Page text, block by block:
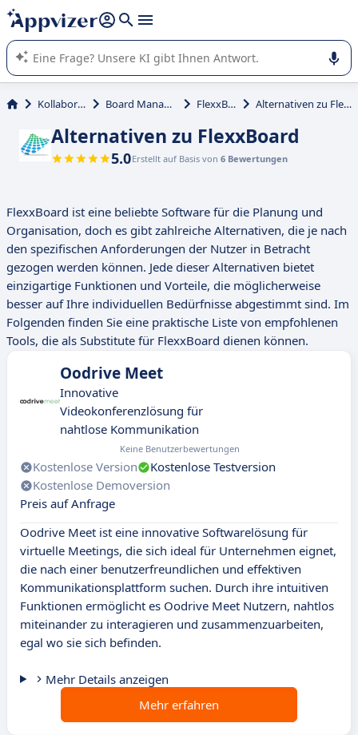
beantworten (mehrere Zeilen mit
Die KI von Appvizer führt Sie bei der Nutzung oder Auswahl
von SaaS-Software in Unternehmen.
Kollaboration Board Management FlexxBoard Alternativen zu FlexxBoard
Alternativen zu FlexxBoard
5.0Erstellt auf Basis von 6 Bewertungen
FlexxBoard ist eine beliebte Software für die Planung und
Organisation, doch es gibt zahlreiche Alternativen, die je nach
den spezifischen Anforderungen der Nutzer in Betracht
gezogen werden können. Jede dieser Alternativen bietet
einzigartige Funktionen und Vorteile, die möglicherweise
besser auf Ihre individuellen Bedürfnisse abgestimmt sind. Im
Folgenden finden Sie eine praktische Liste von empfohlenen
Tools, die als Substitute für FlexxBoard dienen können.
Oodrive Meet
Innovative
Videokonferenzlösung für
nahtlose Kommunikation
Keine Benutzerbewertungen
Kostenlose Version
Kostenlose Testversion
Kostenlose Demoversion
Preis auf Anfrage
Oodrive Meet ist eine innovative Softwarelösung für
virtuelle Meetings, die sich ideal für Unternehmen eignet,
die nach einer benutzerfreundlichen und effektiven
Kommunikationsplattform suchen. Durch ihre intuitiven
Funktionen ermöglicht es Oodrive Meet Nutzern, nahtlos
miteinander zu interagieren und zusammenzuarbeiten,
egal wo sie sich befinden.
Mehr Details anzeigen
Mehr erfahren